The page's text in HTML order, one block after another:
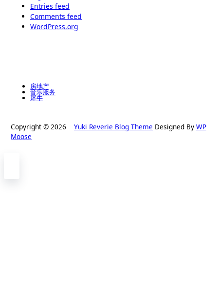
Entries feed
Comments feed
WordPress.org
房地产
音乐服务
犀牛
Copyright © 2026 Yuki Reverie Blog Theme Designed By WP
Moose